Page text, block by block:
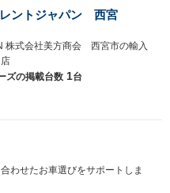
ントジャパン 西宮
ズの掲載台数 1台
わせたお車選びをサポートしま